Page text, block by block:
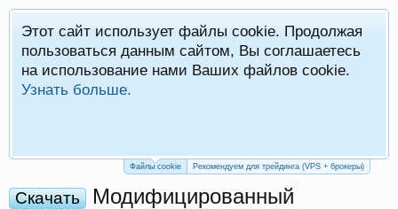
Этот сайт использует файлы cookie. Продолжая
пользоваться данным сайтом, Вы соглашаетесь
на использование нами Ваших файлов cookie.
Узнать больше.
Файлы cookie Рекомендуем для трейдинга (VPS + брокеры)
Скачать
Модифицированный